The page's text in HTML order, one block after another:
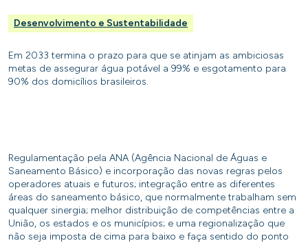
Desenvolvimento e Sustentabilidade
Em 2033 termina o prazo para que se atinjam as ambiciosas
metas de assegurar água potável a 99% e esgotamento para
90% dos domicílios brasileiros.
Regulamentação pela ANA (Agência Nacional de Águas e
Saneamento Básico) e incorporação das novas regras pelos
operadores atuais e futuros; integração entre as diferentes
áreas do saneamento básico, que normalmente trabalham sem
qualquer sinergia; melhor distribuição de competências entre a
União, os estados e os municípios; e uma regionalização que
não seja imposta de cima para baixo e faça sentido do ponto